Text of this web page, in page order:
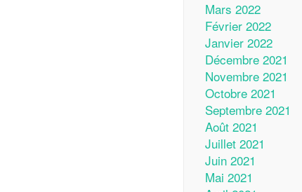
Mars 2022
Février 2022
Janvier 2022
Décembre 2021
Novembre 2021
Octobre 2021
Septembre 2021
Août 2021
Juillet 2021
Juin 2021
Mai 2021